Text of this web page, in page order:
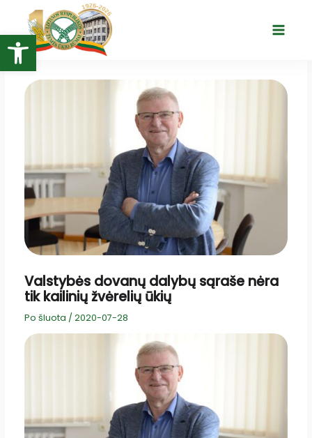
Open toolbar
turinio
Main
Valstybės dovanų dalybų sąraše nėra
tik kailinių žvėrelių ūkių
Po šluota / 2020-07-28